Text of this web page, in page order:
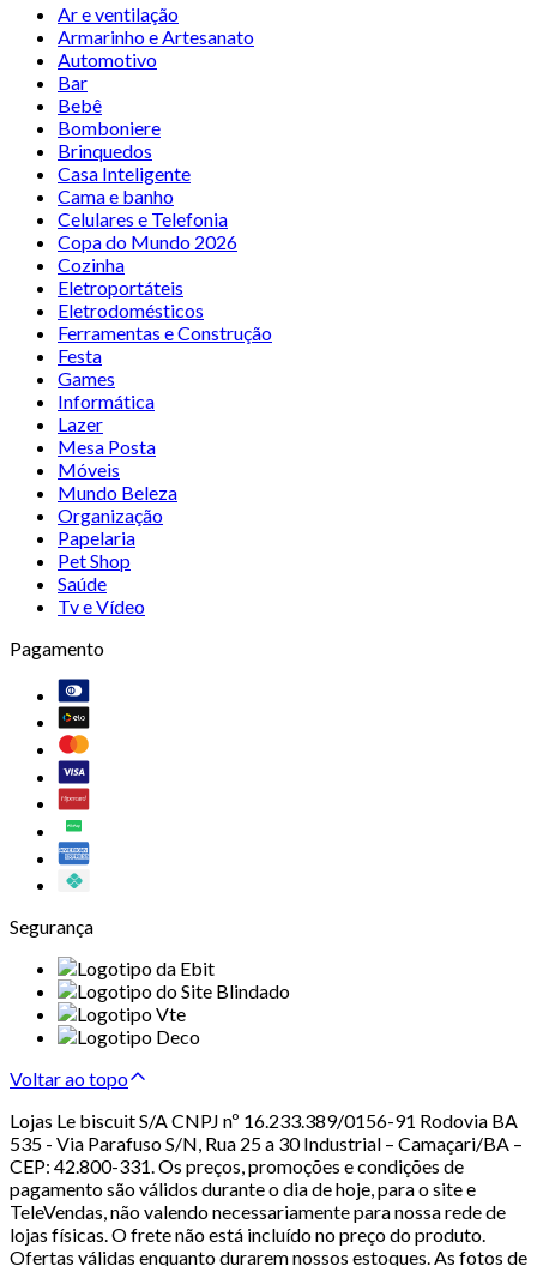
Ar e ventilação
Armarinho e Artesanato
Automotivo
Bar
Bebê
Bomboniere
Brinquedos
Casa Inteligente
Cama e banho
Celulares e Telefonia
Copa do Mundo 2026
Cozinha
Eletroportáteis
Eletrodomésticos
Ferramentas e Construção
Festa
Games
Informática
Lazer
Mesa Posta
Móveis
Mundo Beleza
Organização
Papelaria
Pet Shop
Saúde
Tv e Vídeo
Pagamento
Segurança
Voltar ao topo
Lojas Le biscuit S/A CNPJ nº 16.233.389/0156-91 Rodovia BA
535 - Via Parafuso S/N, Rua 25 a 30 Industrial – Camaçari/BA –
CEP: 42.800-331. Os preços, promoções e condições de
pagamento são válidos durante o dia de hoje, para o site e
TeleVendas, não valendo necessariamente para nossa rede de
lojas físicas. O frete não está incluído no preço do produto.
Ofertas válidas enquanto durarem nossos estoques. As fotos de